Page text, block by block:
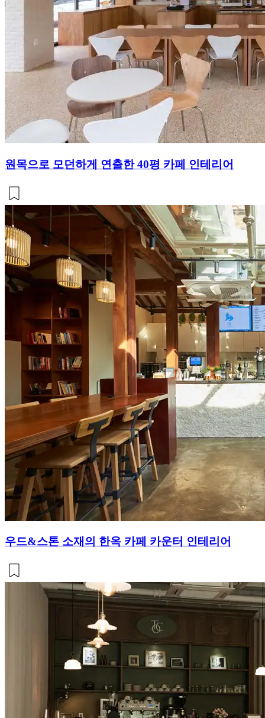
원목으로 모던하게 연출한 40평 카페 인테리어
우드&스톤 소재의 한옥 카페 카운터 인테리어